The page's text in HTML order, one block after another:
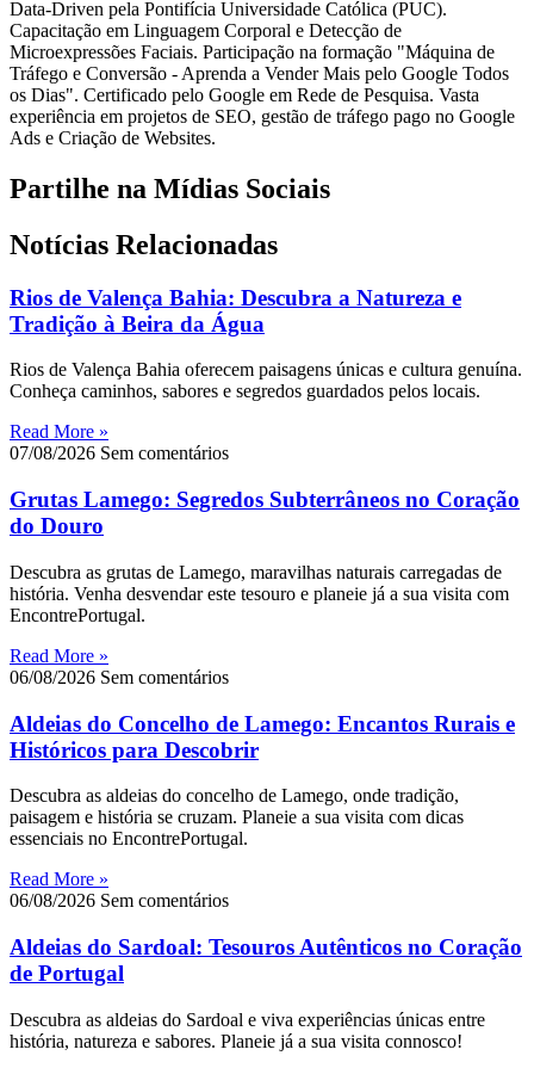
Data-Driven pela Pontifícia Universidade Católica (PUC).
Capacitação em Linguagem Corporal e Detecção de
Microexpressões Faciais. Participação na formação "Máquina de
Tráfego e Conversão - Aprenda a Vender Mais pelo Google Todos
os Dias". Certificado pelo Google em Rede de Pesquisa. Vasta
experiência em projetos de SEO, gestão de tráfego pago no Google
Ads e Criação de Websites.
Partilhe na Mídias Sociais
Notícias Relacionadas
Rios de Valença Bahia: Descubra a Natureza e
Tradição à Beira da Água
Rios de Valença Bahia oferecem paisagens únicas e cultura genuína.
Conheça caminhos, sabores e segredos guardados pelos locais.
Read More »
07/08/2026 Sem comentários
Grutas Lamego: Segredos Subterrâneos no Coração
do Douro
Descubra as grutas de Lamego, maravilhas naturais carregadas de
história. Venha desvendar este tesouro e planeie já a sua visita com
EncontrePortugal.
Read More »
06/08/2026 Sem comentários
Aldeias do Concelho de Lamego: Encantos Rurais e
Históricos para Descobrir
Descubra as aldeias do concelho de Lamego, onde tradição,
paisagem e história se cruzam. Planeie a sua visita com dicas
essenciais no EncontrePortugal.
Read More »
06/08/2026 Sem comentários
Aldeias do Sardoal: Tesouros Autênticos no Coração
de Portugal
Descubra as aldeias do Sardoal e viva experiências únicas entre
história, natureza e sabores. Planeie já a sua visita connosco!